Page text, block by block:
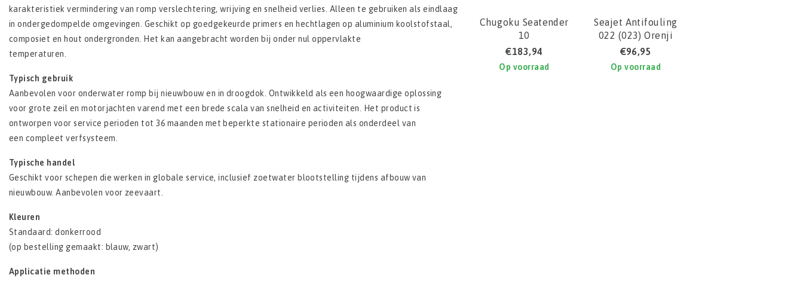
karakteristiek vermindering van romp verslechtering, wrijving en snelheid verlies. Alleen te gebruiken als eindlaag
in ondergedompelde omgevingen. Geschikt op goedgekeurde primers en hechtlagen op aluminium koolstofstaal,
composiet en hout ondergronden. Het kan aangebracht worden bij onder nul oppervlakte
temperaturen.
Typisch gebruik
Aanbevolen voor onderwater romp bij nieuwbouw en in droogdok. Ontwikkeld als een hoogwaardige oplossing
voor grote zeil en motorjachten varend met een brede scala van snelheid en activiteiten. Het product is
ontworpen voor service perioden tot 36 maanden met beperkte stationaire perioden als onderdeel van
een compleet verfsysteem.
Typische handel
Geschikt voor schepen die werken in globale service, inclusief zoetwater blootstelling tijdens afbouw van
nieuwbouw. Aanbevolen voor zeevaart.
Kleuren
Standaard: donkerrood
(op bestelling gemaakt: blauw, zwart)
Applicatie methoden
Chugoku Seatender
10
€183,94
Op voorraad
Seajet Antifouling
022 (023) Orenji
(Seatender 10-
alternatief voor
pleziervaart)
€96,95
Op voorraad